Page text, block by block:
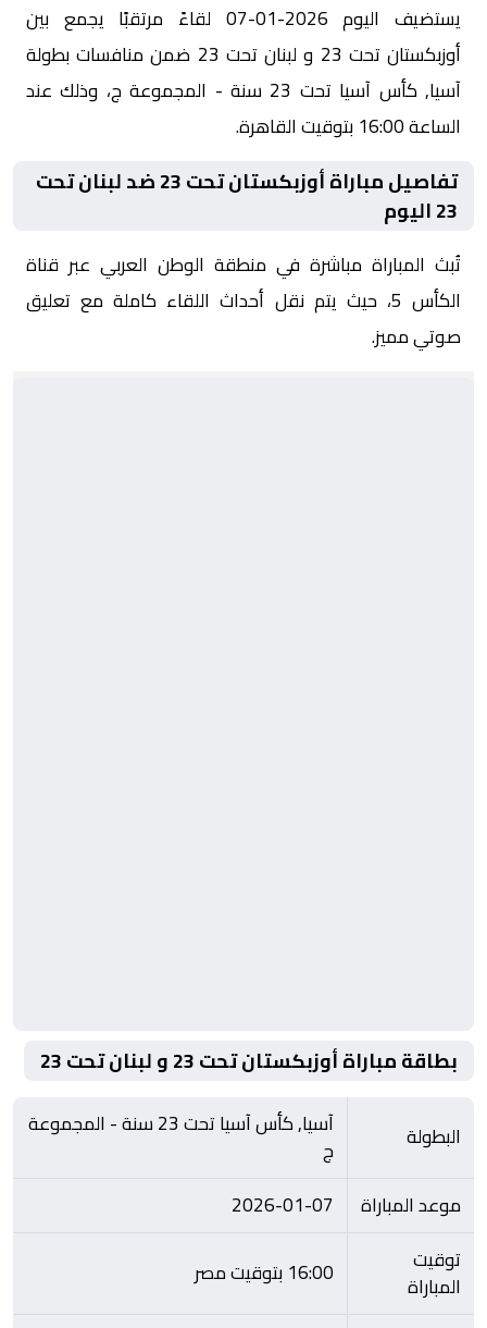
يستضيف اليوم 2026-01-07 لقاءً مرتقبًا يجمع بين
أوزبكستان تحت 23 و لبنان تحت 23 ضمن منافسات بطولة
آسيا, كأس آسيا تحت 23 سنة - المجموعة ج، وذلك عند
الساعة 16:00 بتوقيت القاهرة.
تفاصيل مباراة أوزبكستان تحت 23 ضد لبنان تحت
23 اليوم
تُبث المباراة مباشرة في منطقة الوطن العربي عبر قناة
الكأس 5، حيث يتم نقل أحداث اللقاء كاملة مع تعليق
صوتي مميز.
بطاقة مباراة أوزبكستان تحت 23 و لبنان تحت 23
البطولة آسيا, كأس آسيا تحت 23 سنة - المجموعة
ج
موعد المباراة
2026-01-07
توقيت
المباراة
16:00 بتوقيت مصر